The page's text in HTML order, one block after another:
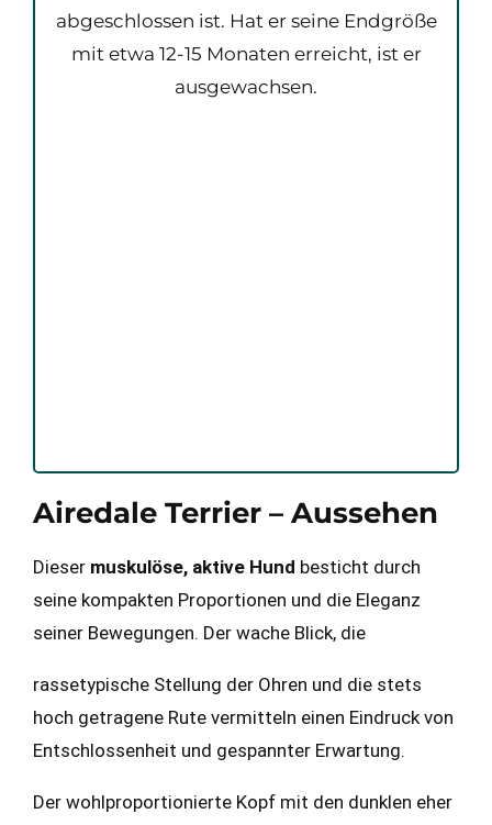
abgeschlossen ist. Hat er seine Endgröße
mit etwa 12-15 Monaten erreicht, ist er
ausgewachsen.
Airedale Terrier – Aussehen
Dieser muskulöse, aktive Hund besticht durch
seine kompakten Proportionen und die Eleganz
seiner Bewegungen. Der wache Blick, die
rassetypische Stellung der Ohren und die stets
hoch getragene Rute vermitteln einen Eindruck von
Entschlossenheit und gespannter Erwartung.
Der wohlproportionierte Kopf mit den dunklen eher